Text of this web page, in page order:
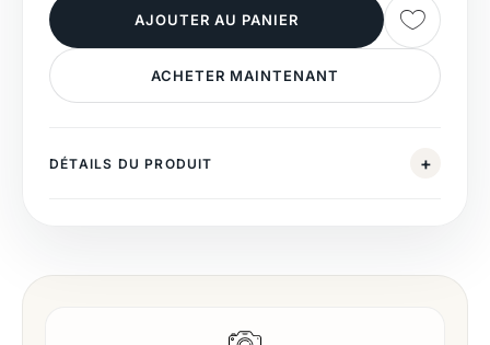
AJOUTER AU PANIER
ACHETER MAINTENANT
DÉTAILS DU PRODUIT